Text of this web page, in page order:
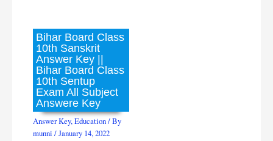
Bihar Board Class
10th Sanskrit
Answer Key ||
Bihar Board Class
10th Sentup
Exam All Subject
Answere Key
Answer Key,Education/ By
munni/January 14, 2022